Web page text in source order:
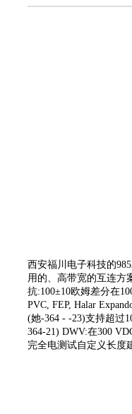
西安福川电子科技的
用的、高带宽的互连方
抗:100±10欧姆差分在
PVC, FEP, Halar
(她-364 - -23)支持超过
364-21) DWV:在300
完全电测试自定义长度